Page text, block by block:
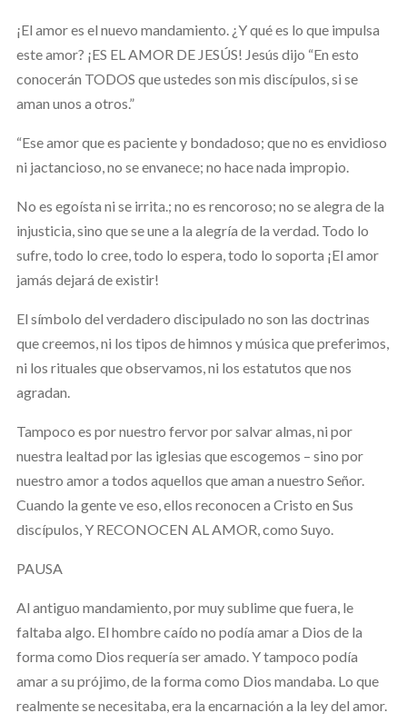
¡El amor es el nuevo mandamiento. ¿Y qué es lo que impulsa
este amor? ¡ES EL AMOR DE JESÚS! Jesús dijo “En esto
conocerán TODOS que ustedes son mis discípulos, si se
aman unos a otros.”
“Ese amor que es paciente y bondadoso; que no es envidioso
ni jactancioso, no se envanece; no hace nada impropio.
No es egoísta ni se irrita.; no es rencoroso; no se alegra de la
injusticia, sino que se une a la alegría de la verdad. Todo lo
sufre, todo lo cree, todo lo espera, todo lo soporta ¡El amor
jamás dejará de existir!
El símbolo del verdadero discipulado no son las doctrinas
que creemos, ni los tipos de himnos y música que preferimos,
ni los rituales que observamos, ni los estatutos que nos
agradan.
Tampoco es por nuestro fervor por salvar almas, ni por
nuestra lealtad por las iglesias que escogemos – sino por
nuestro amor a todos aquellos que aman a nuestro Señor.
Cuando la gente ve eso, ellos reconocen a Cristo en Sus
discípulos, Y RECONOCEN AL AMOR, como Suyo.
PAUSA
Al antiguo mandamiento, por muy sublime que fuera, le
faltaba algo. El hombre caído no podía amar a Dios de la
forma como Dios requería ser amado. Y tampoco podía
amar a su prójimo, de la forma como Dios mandaba. Lo que
realmente se necesitaba, era la encarnación a la ley del amor.